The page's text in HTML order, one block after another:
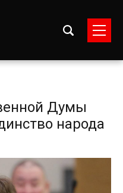
Думы
народа